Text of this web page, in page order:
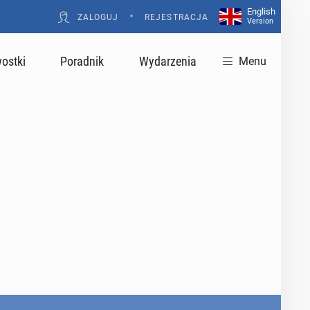
ZALOGUJ • REJESTRACJA
English
Version
Poradnik Wydarzenia Menu